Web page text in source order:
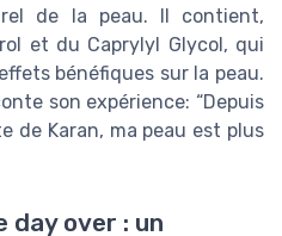
de la peau. Il contient,
et du Caprylyl Glycol, qui
bénéfiques sur la peau.
son expérience: “Depuis
de Karan, ma peau est plus
day over : un